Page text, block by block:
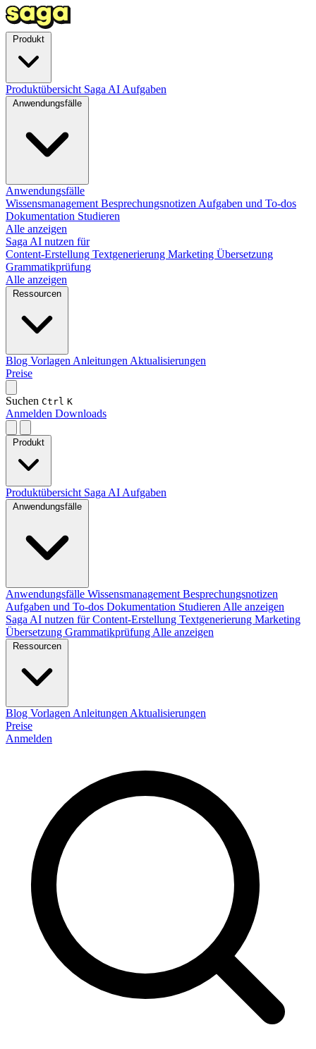
Produktübersicht Saga AI Aufgaben
Anwendungsfälle
Wissensmanagement Besprechungsnotizen Aufgaben und To-dos
Dokumentation Studieren
Alle anzeigen
Saga AI nutzen für
Content-Erstellung Textgenerierung Marketing Übersetzung
Grammatikprüfung
Alle anzeigen
Blog Vorlagen Anleitungen Aktualisierungen
Preise
Suchen Ctrl K
Anmelden Downloads
Produktübersicht Saga AI Aufgaben
Anwendungsfälle Wissensmanagement Besprechungsnotizen
Aufgaben und To-dos Dokumentation Studieren Alle anzeigen
Saga AI nutzen fürContent-Erstellung Textgenerierung Marketing
Übersetzung Grammatikprüfung Alle anzeigen
Blog Vorlagen Anleitungen Aktualisierungen
Preise
Anmelden